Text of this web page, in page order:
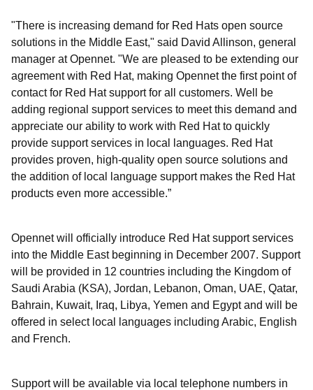
"There is increasing demand for Red Hats open source
solutions in the Middle East," said David Allinson, general
manager at Opennet. "We are pleased to be extending our
agreement with Red Hat, making Opennet the first point of
contact for Red Hat support for all customers. Well be
adding regional support services to meet this demand and
appreciate our ability to work with Red Hat to quickly
provide support services in local languages. Red Hat
provides proven, high-quality open source solutions and
the addition of local language support makes the Red Hat
products even more accessible.”
Opennet will officially introduce Red Hat support services
into the Middle East beginning in December 2007. Support
will be provided in 12 countries including the Kingdom of
Saudi Arabia (KSA), Jordan, Lebanon, Oman, UAE, Qatar,
Bahrain, Kuwait, Iraq, Libya, Yemen and Egypt and will be
offered in select local languages including Arabic, English
and French.
Support will be available via local telephone numbers in